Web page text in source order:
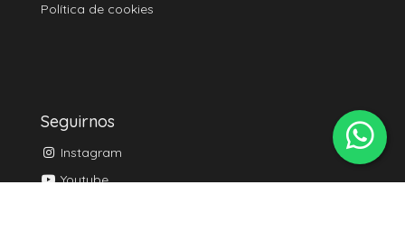
Política de cookies
Seguirnos
Instagram
Youtube